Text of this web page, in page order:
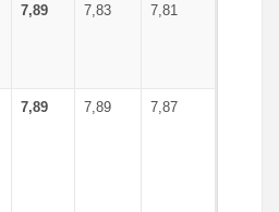
7,89 7,83 7,81
7,89 7,89 7,87